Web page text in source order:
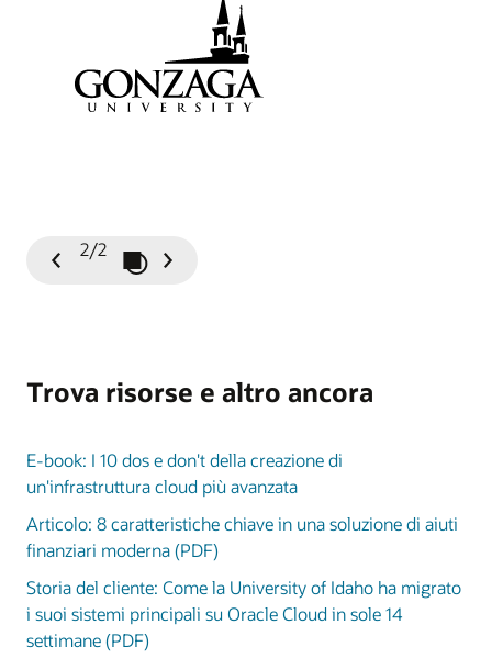
Slide
2/2 Riproduci/sospendi presentazione
Trova risorse e altro ancora
E-book: I 10 dos e don't della creazione di
un'infrastruttura cloud più avanzata
Articolo: 8 caratteristiche chiave in una soluzione di aiuti
finanziari moderna (PDF)
Storia del cliente: Come la University of Idaho ha migrato
i suoi sistemi principali su Oracle Cloud in sole 14
settimane (PDF)